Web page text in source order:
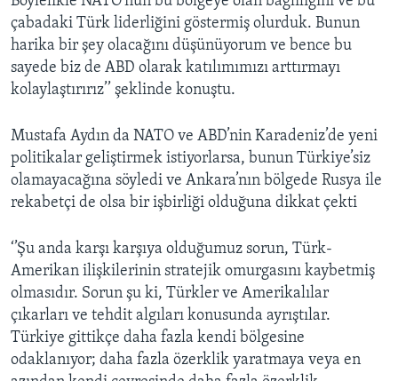
çabadaki Türk liderliğini göstermiş olurduk. Bunun
harika bir şey olacağını düşünüyorum ve bence bu
sayede biz de ABD olarak katılımımızı arttırmayı
kolaylaştırırız’’ şeklinde konuştu.
Mustafa Aydın da NATO ve ABD’nin Karadeniz’de yeni
politikalar geliştirmek istiyorlarsa, bunun Türkiye’siz
olamayacağına söyledi ve Ankara’nın bölgede Rusya ile
rekabetçi de olsa bir işbirliği olduğuna dikkat çekti
‘’Şu anda karşı karşıya olduğumuz sorun, Türk-
Amerikan ilişkilerinin stratejik omurgasını kaybetmiş
olmasıdır. Sorun şu ki, Türkler ve Amerikalılar
çıkarları ve tehdit algıları konusunda ayrıştılar.
Türkiye gittikçe daha fazla kendi bölgesine
odaklanıyor; daha fazla özerklik yaratmaya veya en